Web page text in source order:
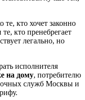
те, кто хочет законно
кто пренебрегает
легально, но
исполнителя
на дому, потребителю
служб Москвы и